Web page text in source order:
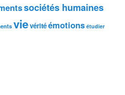
sociétés humaines
vievéritéémotions étudier